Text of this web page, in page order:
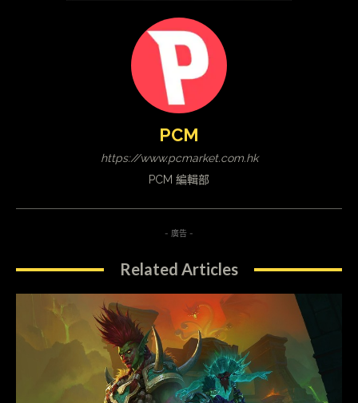
PCM
https://www.pcmarket.com.hk
PCM 編輯部
- 廣告 -
Related Articles